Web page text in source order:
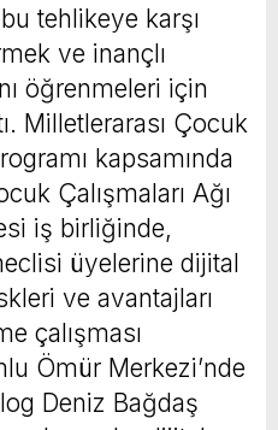
tehlikeye karşı
ve inançlı
öğrenmeleri için
Milletlerarası Çocuk
kapsamında
Çalışmaları Ağı
iş birliğinde,
üyelerine dijital
ve avantajları
çalışması
Ömür Merkezi’nde
Deniz Bağdaş